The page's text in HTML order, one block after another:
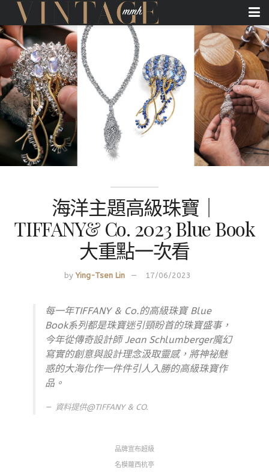
海洋主題高級珠寶｜
TIFFANY& Co. 2023 Blue Book
大重點一次看
by Ying-Tsen Lin 17/06/2023
每一年TIFFANY & Co.的高級珠寶 Blue
Book系列都是珠寶迷引頸盼首的珠寶盛事，
今年從傳奇設計師 Jean Schlumberger魔幻
寫實的創意與設計理念汲取靈感，將神祕魅
惑的大海化作一件件引人入勝的高級珠寶作
品。
資料提供@TIFFANY & CO.
品牌宣布超級
名模蘿西杭亭